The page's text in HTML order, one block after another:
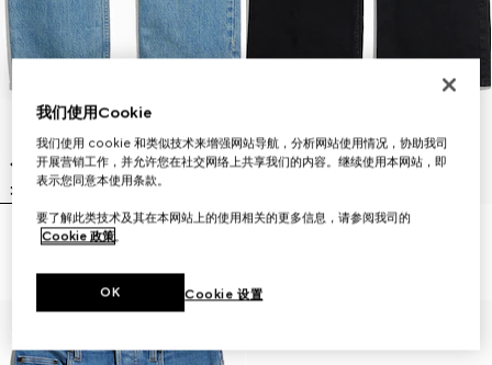
饰柔软涂层棉质丹宁长裤
我们使用Cookie
我们使用 cookie 和类似技术来增强网站导航，分析网站使用情况，协助我司
开展营销工作，并允许您在社交网络上共享我们的内容。继续使用本网站，即
表示您同意本使用条款。
要了解此类技术及其在本网站上的使用相关的更多信息，请参阅我司的
Cookie 政策。
Cookie 设置
OK